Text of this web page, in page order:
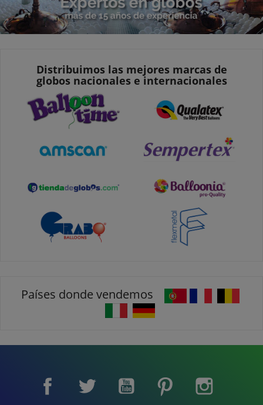
Distribuimos las mejores marcas de
globos nacionales e internacionales
Países donde vendemos
Facebook Twitter YouTube Pinterest